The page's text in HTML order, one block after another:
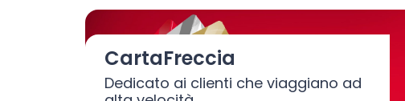
CartaFreccia
Dedicato ai clienti che viaggiano ad